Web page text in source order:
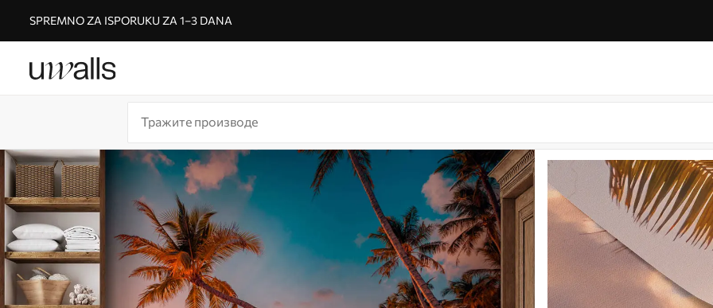
SPREMNO ZA ISPORUKU ZA 1–3 DANA